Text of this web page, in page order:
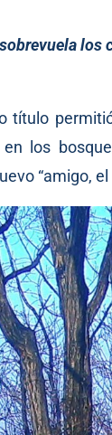
los
título
los
“amigo,